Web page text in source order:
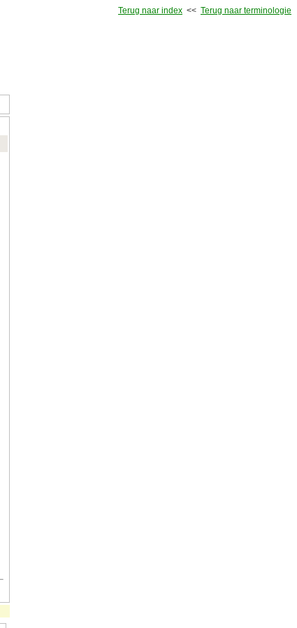
Terug naar index << Terug naar terminologie